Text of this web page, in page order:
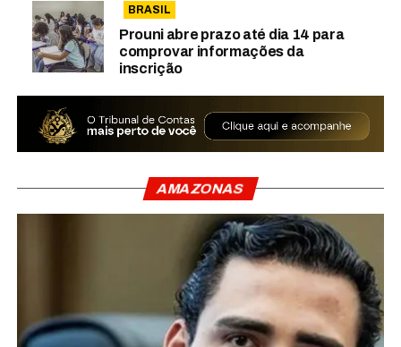
BRASIL
Prouni abre prazo até dia 14 para
comprovar informações da
inscrição
AMAZONAS